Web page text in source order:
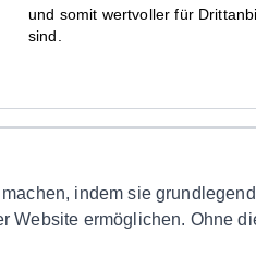
und somit wertvoller für
sind.
indem sie
Website ermöglichen. Ohne